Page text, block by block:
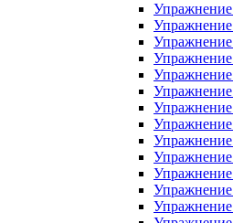
Упражнение
Упражнение
Упражнение